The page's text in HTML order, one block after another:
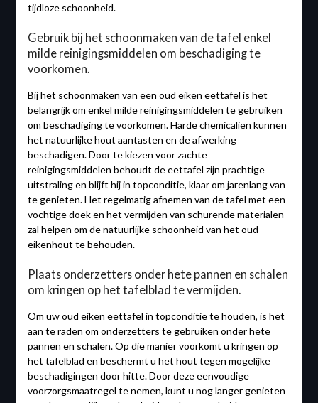
tijdloze schoonheid.
Gebruik bij het schoonmaken van de tafel enkel
milde reinigingsmiddelen om beschadiging te
voorkomen.
Bij het schoonmaken van een oud eiken eettafel is het
belangrijk om enkel milde reinigingsmiddelen te gebruiken
om beschadiging te voorkomen. Harde chemicaliën kunnen
het natuurlijke hout aantasten en de afwerking
beschadigen. Door te kiezen voor zachte
reinigingsmiddelen behoudt de eettafel zijn prachtige
uitstraling en blijft hij in topconditie, klaar om jarenlang van
te genieten. Het regelmatig afnemen van de tafel met een
vochtige doek en het vermijden van schurende materialen
zal helpen om de natuurlijke schoonheid van het oud
eikenhout te behouden.
Plaats onderzetters onder hete pannen en schalen
om kringen op het tafelblad te vermijden.
Om uw oud eiken eettafel in topconditie te houden, is het
aan te raden om onderzetters te gebruiken onder hete
pannen en schalen. Op die manier voorkomt u kringen op
het tafelblad en beschermt u het hout tegen mogelijke
beschadigingen door hitte. Door deze eenvoudige
voorzorgsmaatregel te nemen, kunt u nog langer genieten